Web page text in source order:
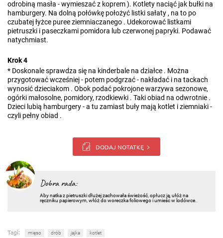
odrobiną masła - wymieszać z koprem ). Kotlety naciąć jak bułki na
hamburgery. Na dolną połówkę położyć listki sałaty , na to po
czubatej łyżce puree ziemniaczanego . Udekorować listkami
pietruszki i paseczkami pomidora lub czerwonej papryki. Podawać
natychmiast.
Krok 4
* Doskonale sprawdza się na kinderbale na działce . Można
przygotować wcześniej - potem podgrzać - nakładać i na tackach
wynosić dzieciakom . Obok podać pokrojone warzywa sezonowe,
ogórki małosolne, pomidory, rzodkiewki . Taki obiad na odwrotnie .
Dzieci lubią hamburgery - a tu zamiast buły mają kotlet i ziemniaki -
czyli pełny obiad .
DODAJ NOTATKĘ
Dobra rada:
Aby natka z pietruszki dłużej zachowała świeżość, opłucz ją, ułóż na
ręczniku papierowym, włóż do woreczka foliowego i umieśc w lodówce.
Tagi: mięso drób jajka kotlet